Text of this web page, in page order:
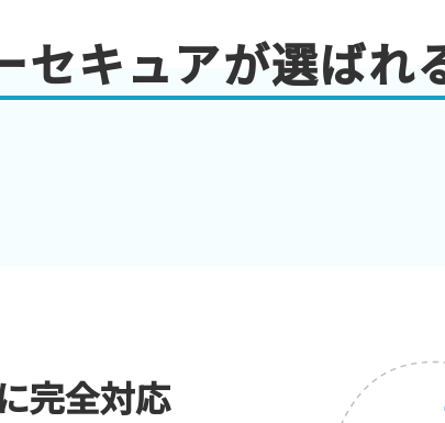
セキュアが選ばれ
完全対応